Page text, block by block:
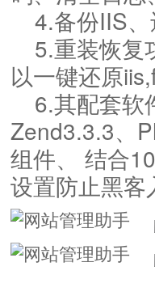
4.备份IIS
5.重装恢复
以一键还原
6.其配套软
Zend3.3.3、
组件、 结合
设置防止黑客